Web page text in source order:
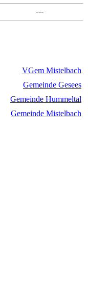
---
VGem Mistelbach
Gemeinde Gesees
Gemeinde Hummeltal
Gemeinde Mistelbach